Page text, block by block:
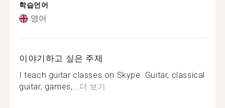
학습언어
영어
이야기하고 싶은 주제
I teach guitar classes on Skype. Guitar, classical
guitar, games,...더 보기